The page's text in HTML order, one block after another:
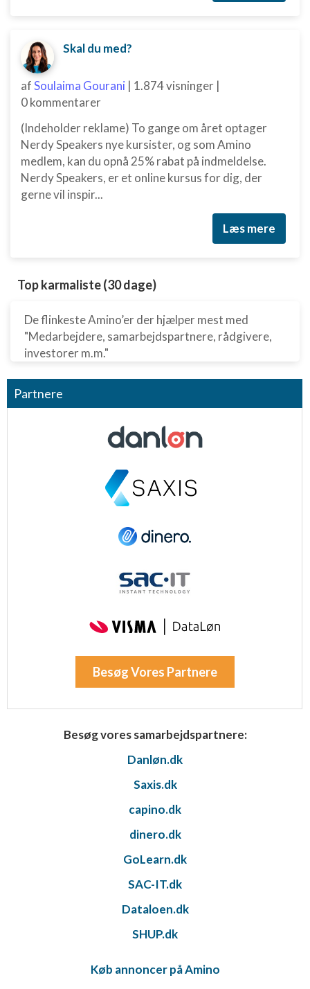
Skal du med?
afSoulaima Gourani | 1.874 visninger |
0 kommentarer
(Indeholder reklame) To gange om året optager
Nerdy Speakers nye kursister, og som Amino
medlem, kan du opnå 25% rabat på indmeldelse.
Nerdy Speakers, er et online kursus for dig, der
gerne vil inspir...
Læs mere
Top karmaliste (30 dage)
De flinkeste Amino’er der hjælper mest med
"Medarbejdere, samarbejdspartnere, rådgivere,
investorer m.m."
Partnere
Besøg Vores Partnere
Besøg vores samarbejdspartnere:
Danløn.dk
Saxis.dk
capino.dk
dinero.dk
GoLearn.dk
SAC-IT.dk
Dataloen.dk
SHUP.dk
Køb annoncer på Amino